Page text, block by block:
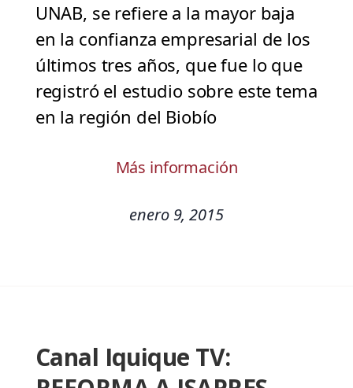
UNAB, se refiere a la mayor baja
en la confianza empresarial de los
últimos tres años, que fue lo que
registró el estudio sobre este tema
en la región del Biobío
Más información
enero 9, 2015
Canal Iquique TV: